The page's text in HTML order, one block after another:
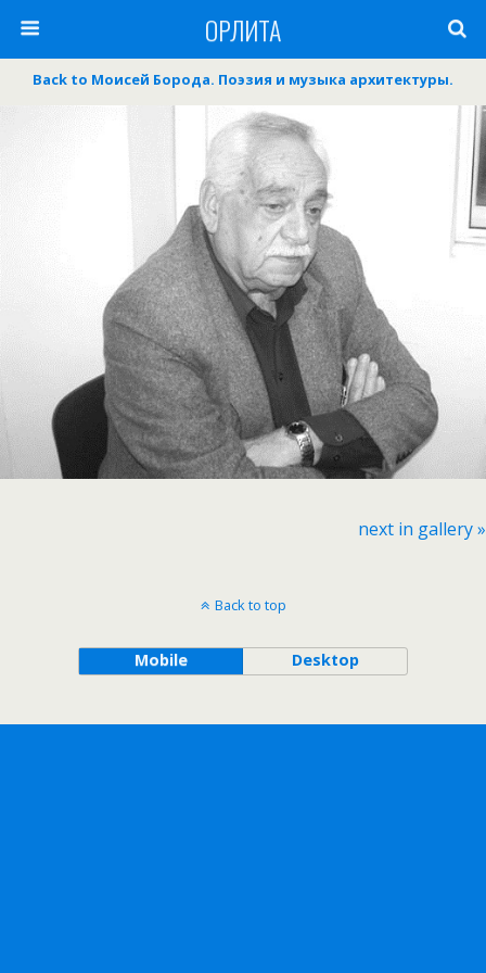
ОРЛИТА
Back to Моисей Борода. Поэзия и музыка архитектуры.
next in gallery »
Back to top
Mobile Desktop